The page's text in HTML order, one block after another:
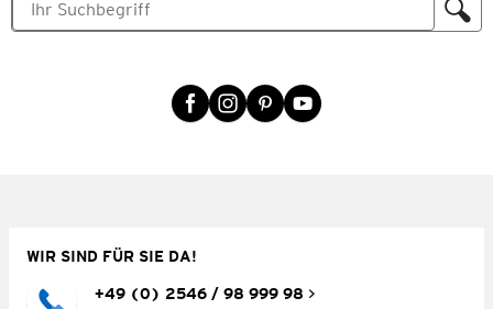
WIR SIND FÜR SIE DA!
+49 (0) 2546 / 98 999 98